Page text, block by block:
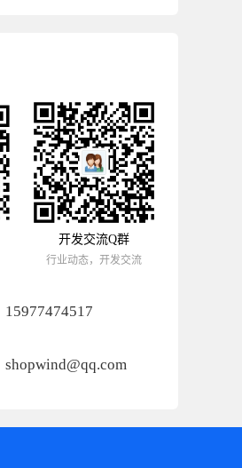
开发交流Q群
行业动态，开发交流
15977474517
shopwind@qq.com